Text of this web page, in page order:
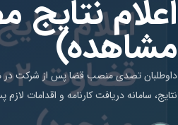
اعلام
مشاهده)
داوطلبان تصدی منصب قضا پس از شرکت در
نتایج، سامانه دریافت کارنامه و اقدامات